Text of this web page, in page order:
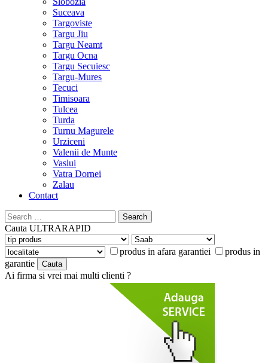
Suceava
Targoviste
Targu Jiu
Targu Neamt
Targu Ocna
Targu Secuiesc
Targu-Mures
Tecuci
Timisoara
Tulcea
Turda
Turnu Magurele
Urziceni
Valenii de Munte
Vaslui
Vatra Dornei
Zalau
Contact
Search
for:
Cauta ULTRARAPID
produs in afara garantiei
produs in
garantie
Ai firma si vrei mai multi clienti ?